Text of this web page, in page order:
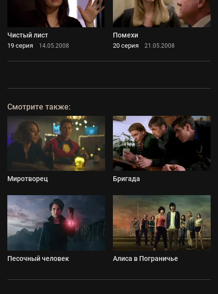
Чистый лист
19 серия 14.05.2008
Помехи
20 серия 21.05.2008
Смотрите также:
Миротворец Бригада
Песочный человек Алиса в Пограничье